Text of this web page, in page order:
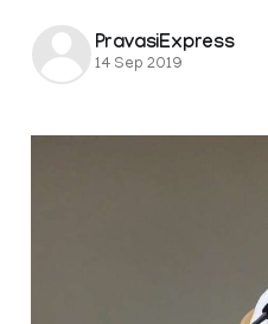
PravasiExpress
14 Sep 2019